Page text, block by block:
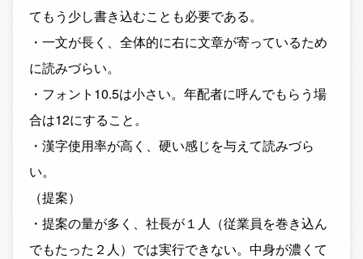
てもう少し書き込むことも必要である。
・一文が長く、全体的に右に文章が寄っているため
に読みづらい。
・フォント10.5は小さい。年配者に呼んでもらう場
合は12にすること。
・漢字使用率が高く、硬い感じを与えて読みづら
い。
（提案）
・提案の量が多く、社長が１人（従業員を巻き込ん
でもたった２人）では実行できない。中身が濃くて